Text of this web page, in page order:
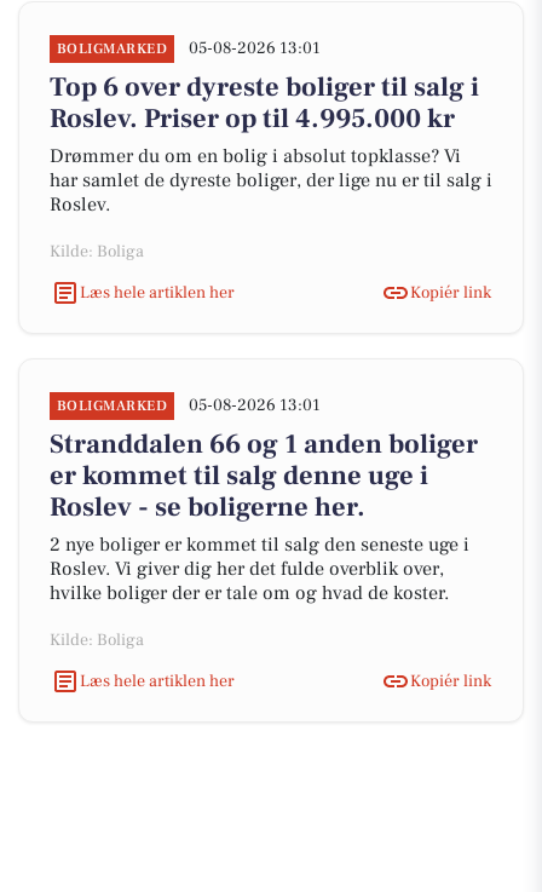
BOLIGMARKED 05-08-2026 13:01
Top 6 over dyreste boliger til salg i
Roslev. Priser op til 4.995.000 kr
Drømmer du om en bolig i absolut topklasse? Vi
har samlet de dyreste boliger, der lige nu er til salg i
Roslev.
Kilde: Boliga
Læs hele artiklen her
Kopiér link
BOLIGMARKED 05-08-2026 13:01
Stranddalen 66 og 1 anden boliger
er kommet til salg denne uge i
Roslev - se boligerne her.
2 nye boliger er kommet til salg den seneste uge i
Roslev. Vi giver dig her det fulde overblik over,
hvilke boliger der er tale om og hvad de koster.
Kilde: Boliga
Læs hele artiklen her
Kopiér link